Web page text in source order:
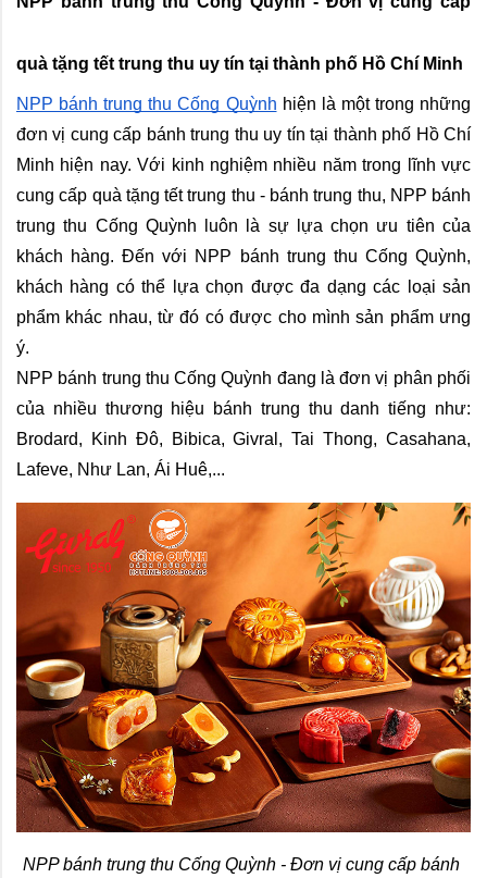
quà tặng tết trung thu uy tín tại thành phố Hồ Chí Minh
NPP bánh trung thu Cống Quỳnh hiện là một trong những
đơn vị cung cấp bánh trung thu uy tín tại thành phố Hồ Chí
Minh hiện nay. Với kinh nghiệm nhiều năm trong lĩnh vực
cung cấp quà tặng tết trung thu - bánh trung thu, NPP bánh
trung thu Cống Quỳnh luôn là sự lựa chọn ưu tiên của
khách hàng. Đến với NPP bánh trung thu Cống Quỳnh,
khách hàng có thể lựa chọn được đa dạng các loại sản
phẩm khác nhau, từ đó có được cho mình sản phẩm ưng
ý.
NPP bánh trung thu Cống Quỳnh đang là đơn vị phân phối
của nhiều thương hiệu bánh trung thu danh tiếng như:
Brodard, Kinh Đô, Bibica, Givral, Tai Thong, Casahana,
Lafeve, Như Lan, Ái Huê,...
NPP bánh trung thu Cống Quỳnh - Đơn vị cung cấp bánh